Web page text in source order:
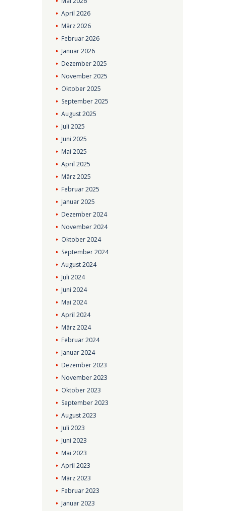
April2026
März2026
Februar2026
Januar2026
Dezember2025
November2025
Oktober2025
September2025
August2025
Juli2025
Juni2025
Mai2025
April2025
März2025
Februar2025
Januar2025
Dezember2024
November2024
Oktober2024
September2024
August2024
Juli2024
Juni2024
Mai2024
April2024
März2024
Februar2024
Januar2024
Dezember2023
November2023
Oktober2023
September2023
August2023
Juli2023
Juni2023
Mai2023
April2023
März2023
Februar2023
Januar2023